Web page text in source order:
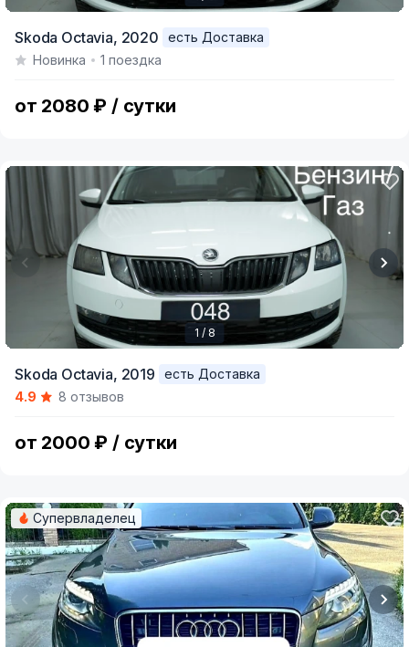
of
Skoda Octavia, 2020
есть Доставка
Новинка
1 поездка
от 2080 ₽ / сутки
of
1 / 8
Skoda Octavia, 2019
есть Доставка
4.9
8 отзывов
от 2000 ₽ / сутки
Супервладелец